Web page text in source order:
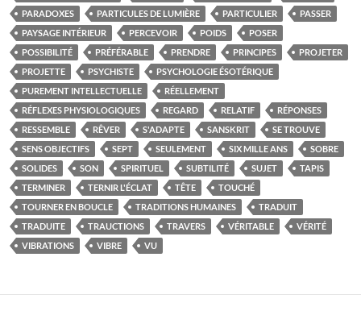
PARADOXES
PARTICULES DE LUMIÈRE PARTICULIER
PASSER
PAYSAGE INTÉRIEUR
PERCEVOIR POIDS
POSER
POSSIBILITÉ
PRÉFÉRABLE PRENDRE PRINCIPES
PROJETER
PROJETTE
PSYCHISTE
PSYCHOLOGIE ÉSOTÉRIQUE
PUREMENT INTELLECTUELLE
RÉELLEMENT
RÉFLEXES PHYSIOLOGIQUES
REGARD RELATIF
RÉPONSES
RESSEMBLE
RÊVER S'ADAPTE SANSKRIT
SE TROUVE
SENS OBJECTIFS
SEPT SEULEMENT SIX MILLE ANS
SOBRE
SOLIDES
SON SPIRITUEL SUBTILITÉ SUJET
TAPIS
TERMINER
TERNIR L'ÉCLAT TÊTE
TOUCHÉ
TOURNER EN BOUCLE
TRADITIONS HUMAINES
TRADUIT
TRADUITE
TRAUCTIONS TRAVERS VÉRITABLE
VÉRITÉ
VIBRATIONS
VIBRE VU